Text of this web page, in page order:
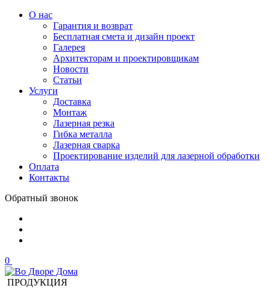
О нас
Гарантия и возврат
Бесплатная смета и дизайн проект
Галерея
Архитекторам и проектировщикам
Новости
Статьи
Услуги
Доставка
Монтаж
Лазерная резка
Гибка металла
Лазерная сварка
Проектирование изделий для лазерной обработки
Оплата
Контакты
Обратный звонок
0
ПРОДУКЦИЯ